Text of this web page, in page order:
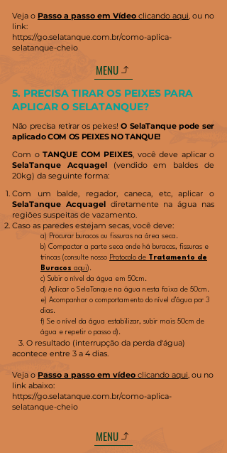
Veja o Passo a passo em Vídeo clicando aqui , ou no
link:
https://go.selatanque.com.br/como-aplica-
selatanque-cheio
MENU
5. PRECISA TIRAR OS PEIXES PARA
APLICAR O SELATANQUE?
Não precisa retirar os peixes!O SelaTanque pode ser
aplicado COM OS PEIXES NO TANQUE!
Com o TANQUE COM PEIXES , você deve aplicar o
SelaTanque Acquagel(vendido em baldes de
20kg) da seguinte forma:
Com um balde, regador, caneca, etc, aplicar o
SelaTanque Acquageldiretamente na água nas
regiões suspeitas de vazamento.
Caso as paredes estejam secas, você deve:
a) Procurar buracos ou fissuras na área seca.
b) Compactar a parte seca onde há buracos, fissuras e
trincas (consulte nosso Protocolo de Tratamento de
Buracos aqui).
c) Subir o nível da água em 50cm.
d) Aplicar o SelaTanque na água nesta faixa de 50cm.
e) Acompanhar o comportamento do nível d'água por 3
dias.
f) Se o nível da água estabilizar, subir mais 50cm de
água e repetir o passo d).
3. O resultado (interrupção da perda d'água)
acontece entre 3 a 4 dias.
Veja o Passo a passo em vídeo clicando aqui , ou no
link abaixo:
https://go.selatanque.com.br/como-aplica-
selatanque-cheio
MENU